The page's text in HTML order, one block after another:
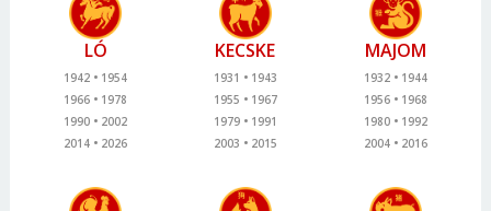
LÓ
1942
1954
1966
1978
1990
2002
2014
2026
KECSKE
1931
1943
1955
1967
1979
1991
2003
2015
MAJOM
1932
1944
1956
1968
1980
1992
2004
2016